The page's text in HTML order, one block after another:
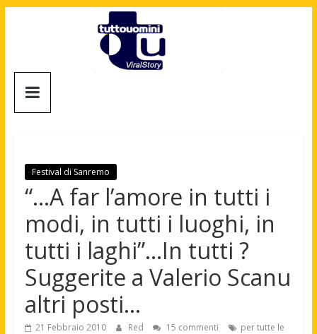
Tuttouomini
Motori,
gay
news
moda
maschile
Festival di Sanremo
“…A far l’amore in tutti i
modi, in tutti i luoghi, in
tutti i laghi”…In tutti ?
Suggerite a Valerio Scanu
altri posti…
21 Febbraio 2010 Red 15 commenti
per tutte le